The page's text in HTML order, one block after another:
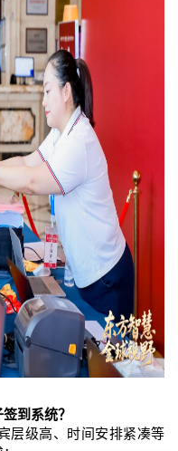
到系统？
层级高、时间安排紧凑等